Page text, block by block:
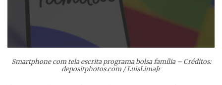
Smartphone com tela escrita programa bolsa família – Créditos:
depositphotos.com / LuisLimaJr